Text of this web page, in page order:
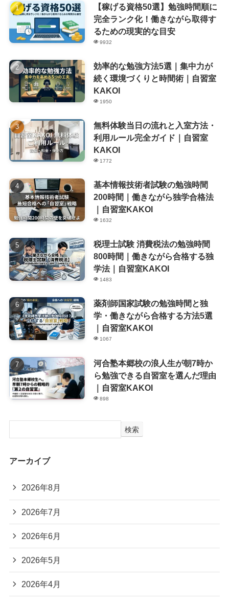
【稼げる資格50選】勉強時間順に
完全ランク化！働きながら取得す
るための現実的な目安
9932
効率的な勉強方法5選｜集中力が
続く環境づくりと時間術｜自習室
KAKOI
1950
無料体験当日の流れと入室方法・
利用ルール完全ガイド｜自習室
KAKOI
1772
基本情報技術者試験の勉強時間
200時間｜働きながら独学合格法
｜自習室KAKOI
1632
税理士試験 消費税法の勉強時間
800時間｜働きながら合格する独
学法｜自習室KAKOI
1483
薬剤師国家試験の勉強時間と独
学・働きながら合格する方法5選
｜自習室KAKOI
1067
河合塾本郷校の浪人生が朝7時か
ら勉強できる自習室を選んだ理由
｜自習室KAKOI
898
検索
アーカイブ
2026年8月
2026年7月
2026年6月
2026年5月
2026年4月